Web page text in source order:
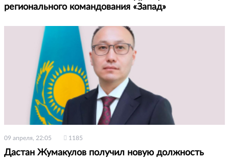
регионального командования «Запад»
09 апреля, 22:05 1185
Дастан Жумакулов получил новую должность